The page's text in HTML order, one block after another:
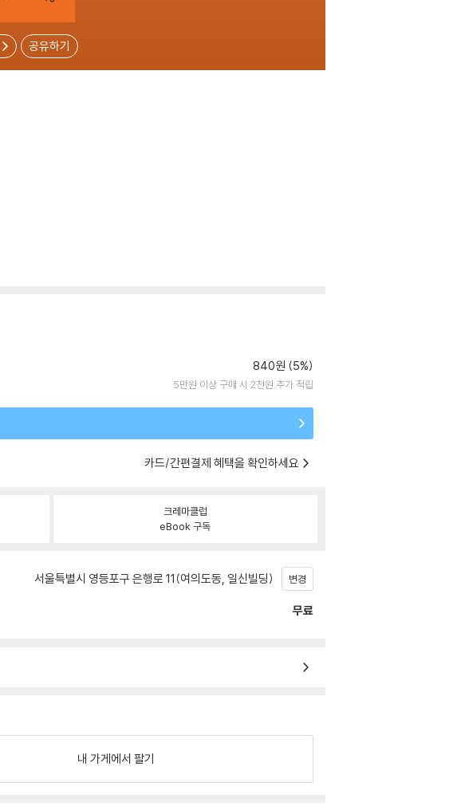
공유하기
840원 (5%)
5만원 이상 구매 시 2천원 추가 적립
카드/간편결제 혜택을 확인하세요
크레마클럽
eBook 구독
서울특별시 영등포구 은행로 11(여의도동, 일신빌딩) 변경
무료
내 가게에서 팔기